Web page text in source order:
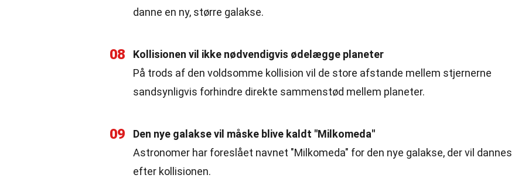
danne en ny, større galakse.
08
Kollisionen vil ikke nødvendigvis ødelægge planeter
På trods af den voldsomme kollision vil de store afstande mellem stjernerne
sandsynligvis forhindre direkte sammenstød mellem planeter.
09
Den nye galakse vil måske blive kaldt "Milkomeda"
Astronomer har foreslået navnet "Milkomeda" for den nye galakse, der vil dannes
efter kollisionen.